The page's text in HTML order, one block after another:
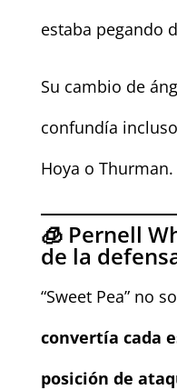
estaba pegando
Su cambio de
confundía
Hoya o Thurman.
🧊 Pernell
de la
“Sweet Pea” no
convertía cada
posición de